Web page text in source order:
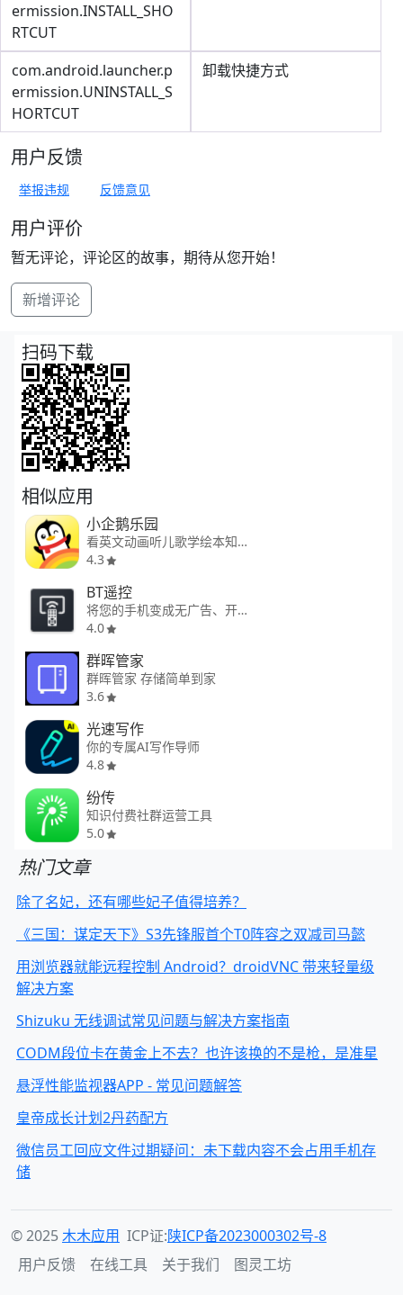
ermission.INSTALL_SHO
RTCUT
com.android.launcher.p
ermission.UNINSTALL_S
HORTCUT
卸载快捷方式
用户反馈
举报违规 反馈意见
用户评价
暂无评论，评论区的故事，期待从您开始！
新增评论
扫码下载
相似应用
小企鹅乐园
看英文动画听儿歌学绘本知识
4.3
BT遥控
将您的手机变成无广告、开源的 Android TV 电视蓝牙遥控器
4.0
群晖管家
群晖管家 存储简单到家
3.6
光速写作
你的专属AI写作导师
4.8
纷传
知识付费社群运营工具
5.0
热门文章
除了名妃，还有哪些妃子值得培养？
《三国：谋定天下》S3先锋服首个T0阵容之双减司马懿
用浏览器就能远程控制 Android？droidVNC 带来轻量级
解决方案
Shizuku 无线调试常见问题与解决方案指南
CODM段位卡在黄金上不去？也许该换的不是枪，是准星
悬浮性能监视器APP - 常见问题解答
皇帝成长计划2丹药配方
微信员工回应文件过期疑问：未下载内容不会占用手机存
储
© 2025木木应用 ICP证:陕ICP备2023000302号-8
用户反馈
在线工具 关于我们 图灵工坊